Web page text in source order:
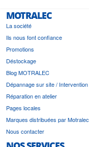
MOTRALEC
La société
Ils nous font confiance
Promotions
Déstockage
Blog MOTRALEC
Dépannage sur site / Intervention
Réparation en atelier
Pages locales
Marques distribuées par Motralec
Nous contacter